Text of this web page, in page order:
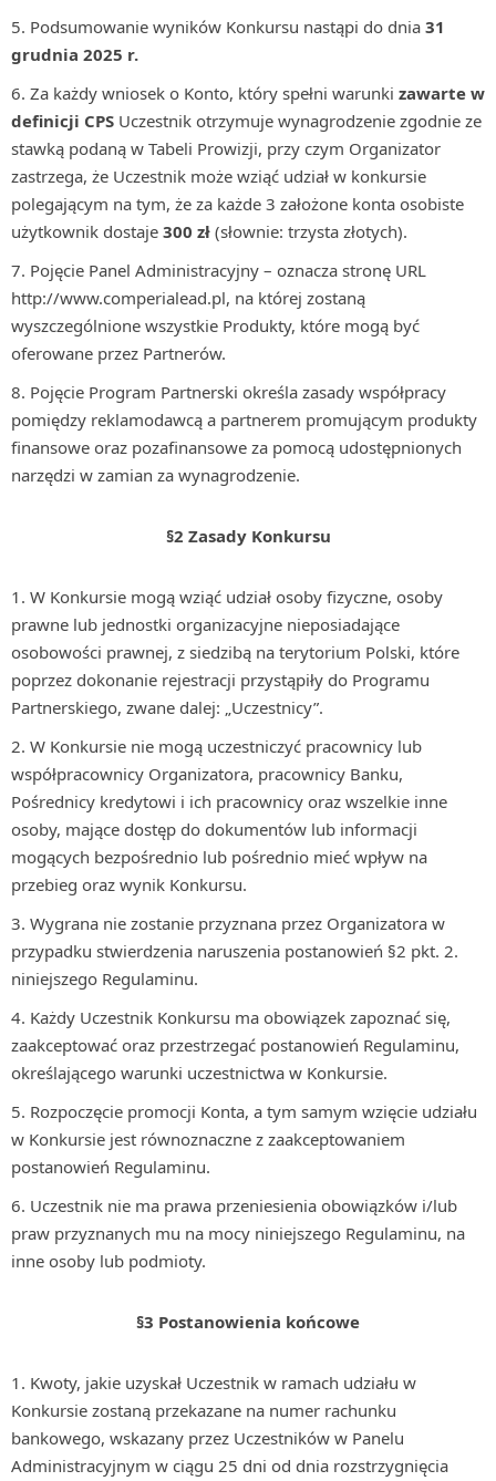
Podsumowanie wyników Konkursu nastąpi do dnia 31
grudnia 2025 r.
Za każdy wniosek o Konto, który spełni warunki zawarte w
definicji CPS Uczestnik otrzymuje wynagrodzenie zgodnie ze
stawką podaną w Tabeli Prowizji, przy czym Organizator
zastrzega, że Uczestnik może wziąć udział w konkursie
polegającym na tym, że za każde 3 założone konta osobiste
użytkownik dostaje 300 zł (słownie: trzysta złotych).
Pojęcie Panel Administracyjny – oznacza stronę URL
http://www.comperialead.pl, na której zostaną
wyszczególnione wszystkie Produkty, które mogą być
oferowane przez Partnerów.
Pojęcie Program Partnerski określa zasady współpracy
pomiędzy reklamodawcą a partnerem promującym produkty
finansowe oraz pozafinansowe za pomocą udostępnionych
narzędzi w zamian za wynagrodzenie.
§2 Zasady Konkursu
W Konkursie mogą wziąć udział osoby fizyczne, osoby
prawne lub jednostki organizacyjne nieposiadające
osobowości prawnej, z siedzibą na terytorium Polski, które
poprzez dokonanie rejestracji przystąpiły do Programu
Partnerskiego, zwane dalej: „Uczestnicy”.
W Konkursie nie mogą uczestniczyć pracownicy lub
współpracownicy Organizatora, pracownicy Banku,
Pośrednicy kredytowi i ich pracownicy oraz wszelkie inne
osoby, mające dostęp do dokumentów lub informacji
mogących bezpośrednio lub pośrednio mieć wpływ na
przebieg oraz wynik Konkursu.
Wygrana nie zostanie przyznana przez Organizatora w
przypadku stwierdzenia naruszenia postanowień §2 pkt. 2.
niniejszego Regulaminu.
Każdy Uczestnik Konkursu ma obowiązek zapoznać się,
zaakceptować oraz przestrzegać postanowień Regulaminu,
określającego warunki uczestnictwa w Konkursie.
Rozpoczęcie promocji Konta, a tym samym wzięcie udziału
w Konkursie jest równoznaczne z zaakceptowaniem
postanowień Regulaminu.
Uczestnik nie ma prawa przeniesienia obowiązków i/lub
praw przyznanych mu na mocy niniejszego Regulaminu, na
inne osoby lub podmioty.
§3 Postanowienia końcowe
Kwoty, jakie uzyskał Uczestnik w ramach udziału w
Konkursie zostaną przekazane na numer rachunku
bankowego, wskazany przez Uczestników w Panelu
Administracyjnym w ciągu 25 dni od dnia rozstrzygnięcia